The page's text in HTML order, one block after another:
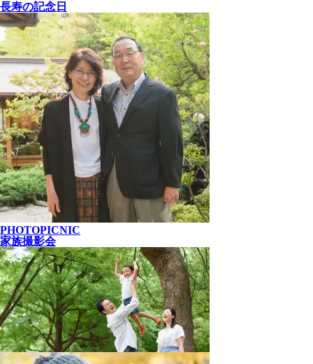
長寿の記念日
PHOTOPICNIC
家族撮影会